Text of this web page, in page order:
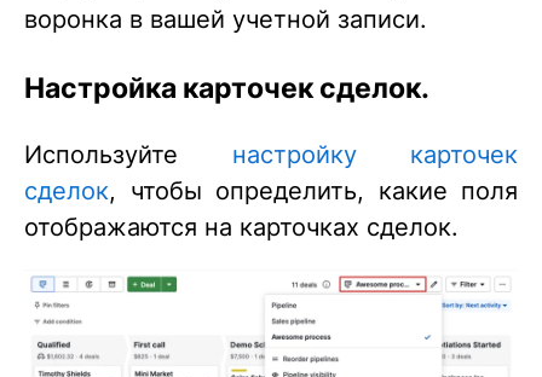
воронка в вашей учетной записи.
Настройка карточек сделок.
Используйте настройку карточек
сделок, чтобы определить, какие поля
отображаются на карточках сделок.